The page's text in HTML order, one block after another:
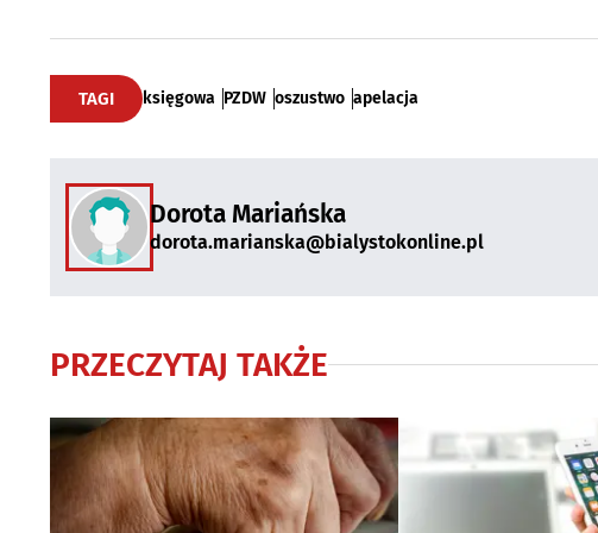
TAGI księgowa PZDW oszustwo apelacja
Dorota Mariańska
dorota.marianska@bialystokonline.pl
PRZECZYTAJ TAKŻE